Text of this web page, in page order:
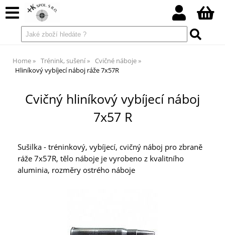
Home Trénink, sušení
Cvičné náboje
Hliníkový vybíjecí náboj ráže 7x57R
Cvičný hliníkový vybíjecí náboj
7x57 R
Sušilka - tréninkový, vybíjecí, cvičný náboj pro zbraně
ráže 7x57R, tělo náboje je vyrobeno z kvalitního
aluminia, rozměry ostrého náboje